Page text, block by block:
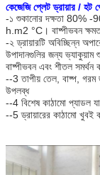
কেজেজি প্লেট ড্রায়ার / হট
-১ শুকানোর দক্ষতা 80% -
h.m2 °C। বাষ্পীভবন
-২ ড্রায়ারটি অবিচ্ছিন্ন
উপাদানগুলির জন্য ভ্যাকুয়াম
বাষ্পীভবন এবং শীতল সমর্থন
--3 তাপীয় তেল, বাষ্প, গরম
উপলব্ধ
--4 বিশেষ কাঠামো প্যাডল
--5 ড্রায়ারের কাঠামো খুবই